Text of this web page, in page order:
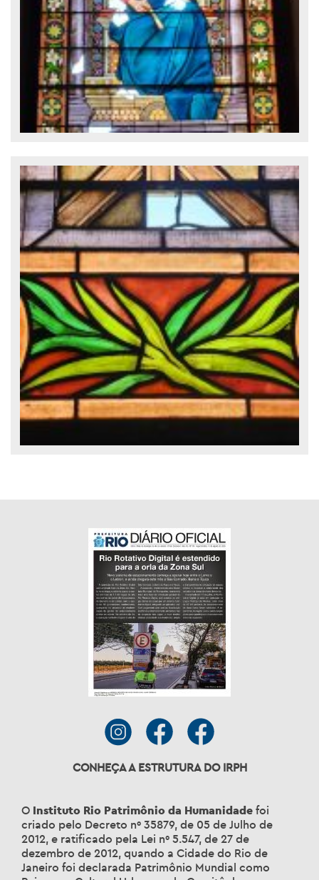
CONHEÇA A ESTRUTURA DO IRPH
O Instituto Rio Patrimônio da Humanidade foi
criado pelo Decreto nº 35879, de 05 de Julho de
2012, e ratificado pela Lei nº 5.547, de 27 de
dezembro de 2012, quando a Cidade do Rio de
Janeiro foi declarada Patrimônio Mundial como